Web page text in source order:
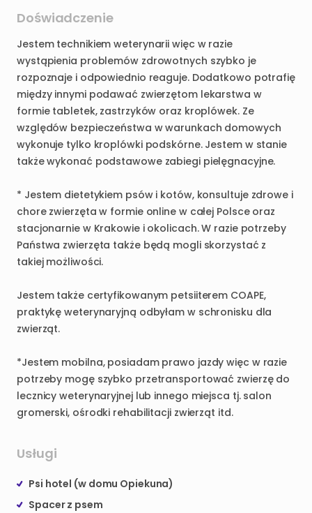
Doświadczenie
Jestem technikiem weterynarii więc w razie
wystąpienia problemów zdrowotnych szybko je
rozpoznaje i odpowiednio reaguje. Dodatkowo potrafię
między innymi podawać zwierzętom lekarstwa w
formie tabletek​,​ zastrzyków oraz kroplówek. Ze
względów bezpieczeństwa wwarunkach domowych
wykonuje tylko kroplówki podskórne. Jestem w stanie
takżewykonać podstawowe zabiegi pielęgnacyjne.
* Jestem dietetykiem psów i kotów​,​ konsultuje zdrowe i
chore zwierzęta w formie online w całej Polsce oraz
stacjonarnie w Krakowie i okolicach.W razie potrzeby
Państwa zwierzęta także będą mogli skorzystać z
takiej możliwości.
Jestem także certyfikowanym petsiiterem COAPE​,​
praktykę weterynaryjną odbyłam w schronisku dla
zwierząt.
*Jestem mobilna​,​ posiadam prawo jazdy więc w razie
potrzeby mogę szybko przetransportować zwierzę do
lecznicy weterynaryjnej lub innego miejsca tj. salon
gromerski​,​ ośrodki rehabilitacji zwierząt itd.
Usługi
Psi hotel (w domu Opiekuna)
Spacer z psem